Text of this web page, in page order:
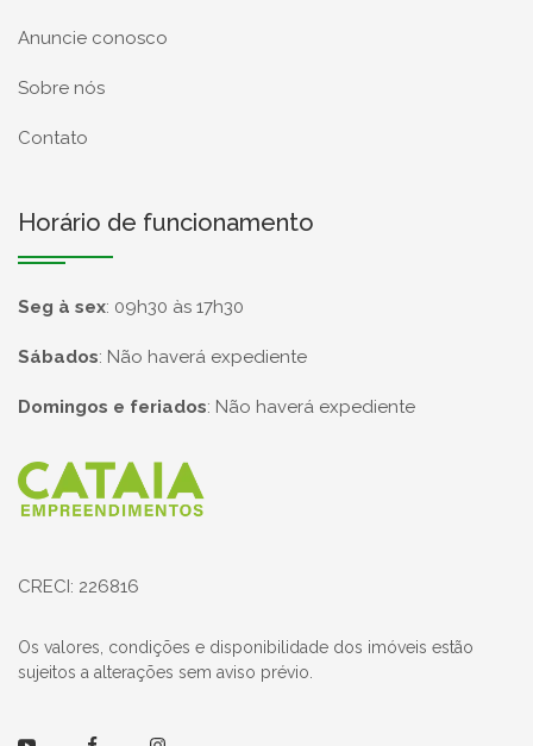
Anuncie conosco
Sobre nós
Contato
Horário de funcionamento
Seg à sex: 09h30 às 17h30
Sábados: Não haverá expediente
Domingos e feriados: Não haverá expediente
Página inicial
CRECI: 226816
Os valores, condições e disponibilidade dos imóveis estão
sujeitos a alterações sem aviso prévio.